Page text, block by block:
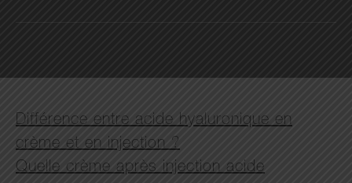
Différence entre acide hyaluronique en
crème et en injection ?
Quelle crème après injection acide